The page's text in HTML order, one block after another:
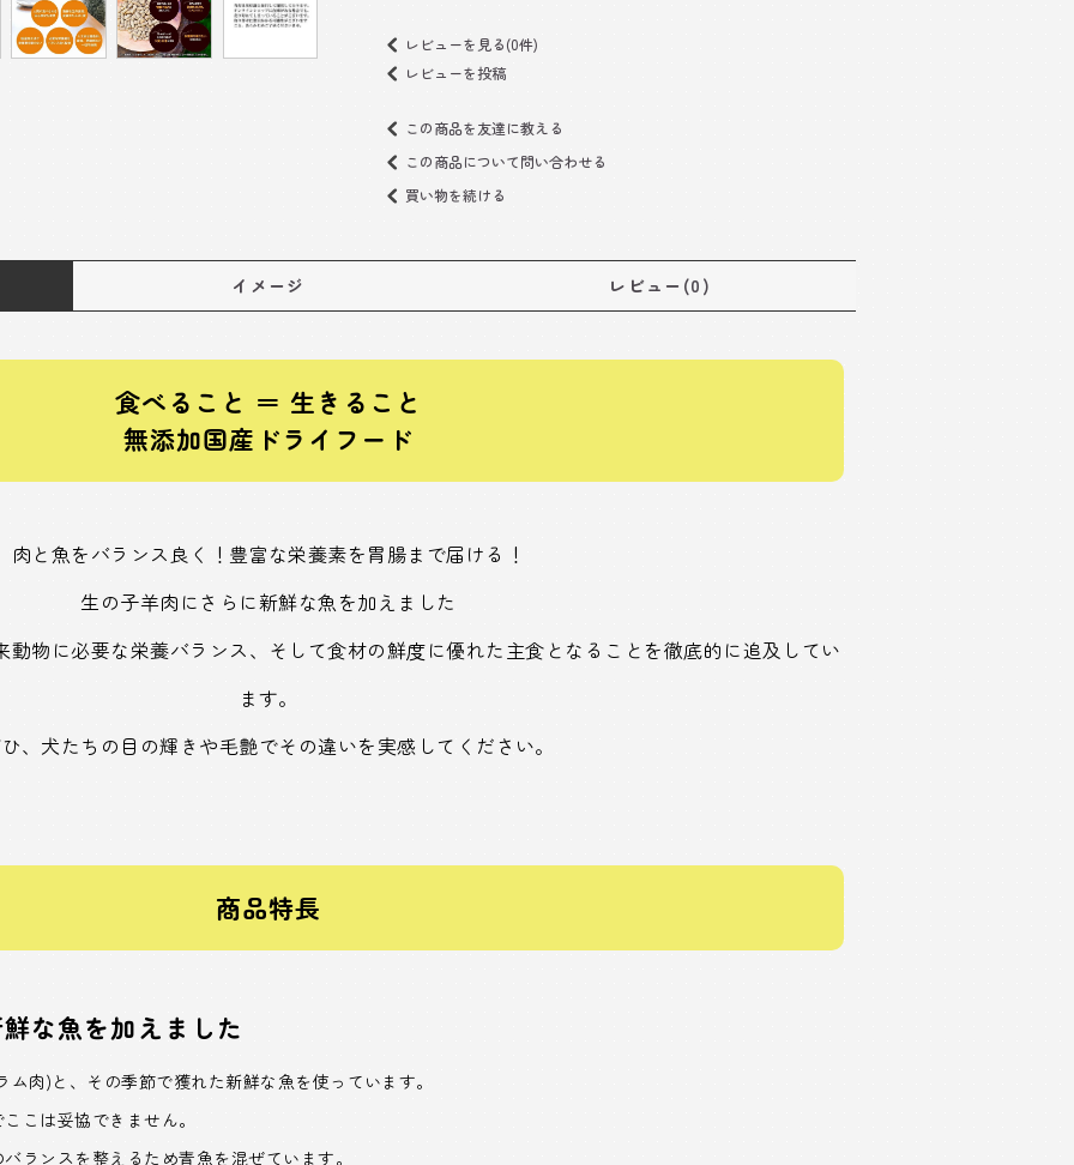
レビューを見る(0件)
レビューを投稿
この商品を友達に教える
この商品について問い合わせる
買い物を続ける
イメージ レビュー(0)
食べること ＝ 生きること
無添加国産ドライフード
肉と魚をバランス良く！豊富な栄養素を胃腸まで届ける！
生の子羊肉にさらに新鮮な魚を加えました
物に必要な栄養バランス、そして食材の鮮度に優れた主食となることを徹底的に追及してい
ます。
、犬たちの目の輝きや毛艶でその違いを実感してください。
商品特長
な魚を加えました
肉)と、その季節で獲れた新鮮な魚を使っています。
こは妥協できません。
ランスを整えるため青魚を混ぜています。